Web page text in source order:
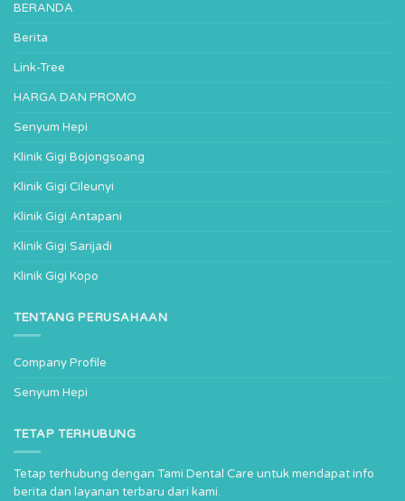
BERANDA
Berita
Link-Tree
HARGA DAN PROMO
Senyum Hepi
Klinik Gigi Bojongsoang
Klinik Gigi Cileunyi
Klinik Gigi Antapani
Klinik Gigi Sarijadi
Klinik Gigi Kopo
TENTANG PERUSAHAAN
Company Profile
Senyum Hepi
TETAP TERHUBUNG
Tetap terhubung dengan Tami Dental Care untuk mendapat info
berita dan layanan terbaru dari kami.